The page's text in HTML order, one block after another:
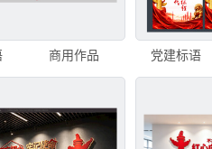
商用作品 党建标语